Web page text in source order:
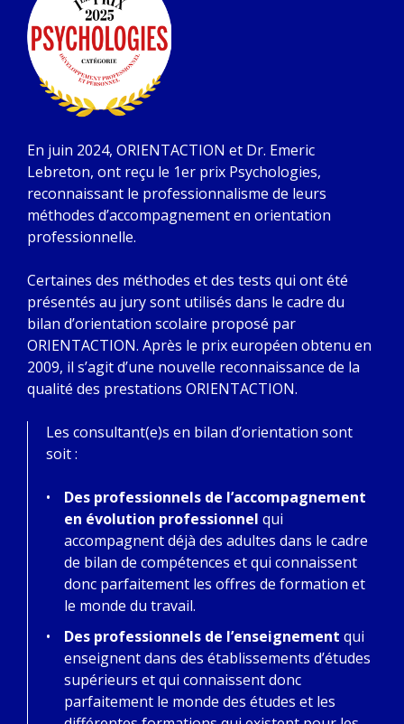
En juin 2024, ORIENTACTION et Dr. Emeric
Lebreton, ont reçu le 1er prix Psychologies,
reconnaissant le professionnalisme de leurs
méthodes d’accompagnement en orientation
professionnelle.
Certaines des méthodes et des tests qui ont été
présentés au jury sont utilisés dans le cadre du
bilan d’orientation scolaire proposé par
ORIENTACTION. Après le prix européen obtenu en
2009, il s’agit d’une nouvelle reconnaissance de la
qualité des prestations ORIENTACTION.
Les consultant(e)s en bilan d’orientation sont
soit :
Des professionnels de l’accompagnement
en évolution professionnel qui
accompagnent déjà des adultes dans le cadre
de bilan de compétences et qui connaissent
donc parfaitement les offres de formation et
le monde du travail.
Des professionnels de l’enseignement qui
enseignent dans des établissements d’études
supérieurs et qui connaissent donc
parfaitement le monde des études et les